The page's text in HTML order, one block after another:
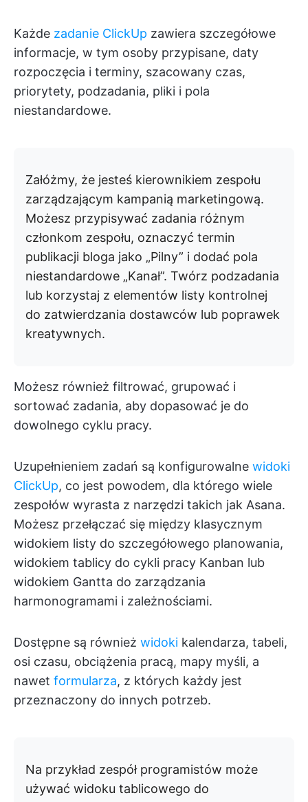
Każde zadanie ClickUp zawiera szczegółowe
informacje, w tym osoby przypisane, daty
rozpoczęcia i terminy, szacowany czas,
priorytety, podzadania, pliki i pola
niestandardowe.
Załóżmy, że jesteś kierownikiem zespołu
zarządzającym kampanią marketingową.
Możesz przypisywać zadania różnym
członkom zespołu, oznaczyć termin
publikacji bloga jako „Pilny” i dodać pola
niestandardowe „Kanał”. Twórz podzadania
lub korzystaj z elementów listy kontrolnej
do zatwierdzania dostawców lub poprawek
kreatywnych.
Możesz również filtrować, grupować i
sortować zadania, aby dopasować je do
dowolnego cyklu pracy.
Uzupełnieniem zadań są konfigurowalne widoki
ClickUp, co jest powodem, dla którego wiele
zespołów wyrasta z narzędzi takich jak Asana.
Możesz przełączać się między klasycznym
widokiem listy do szczegółowego planowania,
widokiem tablicy do cykli pracy Kanban lub
widokiem Gantta do zarządzania
harmonogramami i zależnościami.
Dostępne są również widoki kalendarza, tabeli,
osi czasu, obciążenia pracą, mapy myśli, a
nawet formularza, z których każdy jest
przeznaczony do innych potrzeb.
Na przykład zespół programistów może
używać widoku tablicowego do